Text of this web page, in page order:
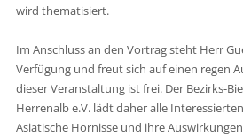
wird thematisiert.
Im Anschluss an den Vortrag steht Herr
Verfügung und freut sich auf einen regen
dieser Veranstaltung ist frei. Der Bezirks-
Herrenalb e.V. lädt daher alle
Asiatische Hornisse und ihre